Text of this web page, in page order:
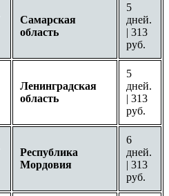
Самарская
область
5
дней.
| 313
руб.
Ленинградская
область
5
дней.
| 313
руб.
Республика
Мордовия
6
дней.
| 313
руб.